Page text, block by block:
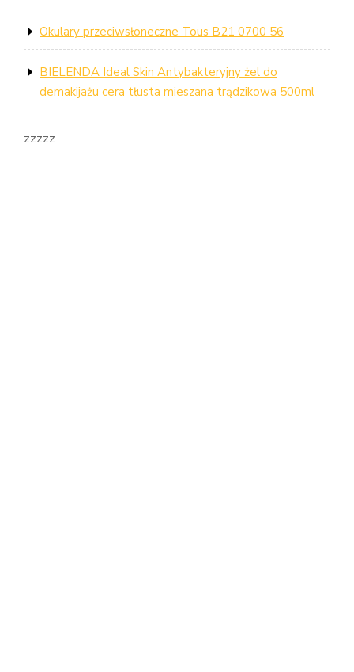
Okulary przeciwsłoneczne Tous B21 0700 56
BIELENDA Ideal Skin Antybakteryjny żel do
demakijażu cera tłusta mieszana trądzikowa 500ml
zzzzz